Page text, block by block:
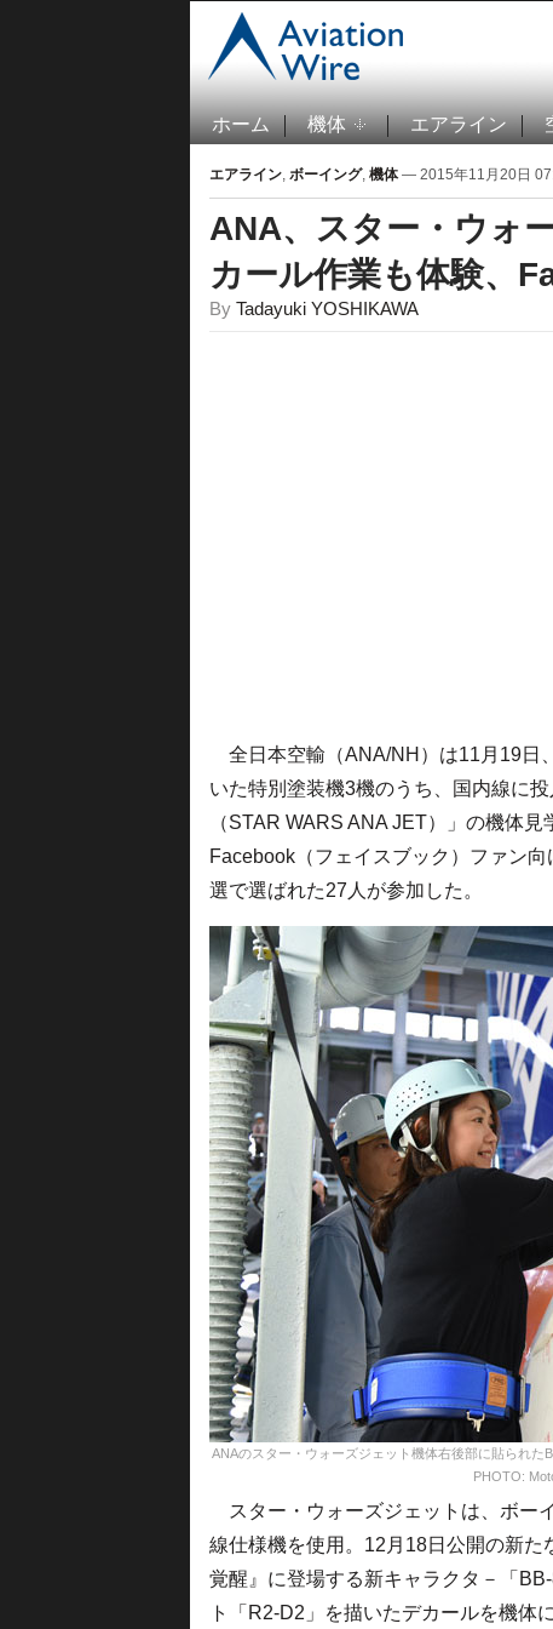
ホーム 機体 エアライン
エアライン, ボーイング, 機体— 2015年11月20日
ANA、スター・ウォ
カール作業も体験、
By Tadayuki YOSHIKAWA
全日本空輸（ANA/NH）は11月19日
いた特別塗装機3機のうち、国内線に
（STAR WARS ANA JET）」の機体
Facebook（フェイスブック）ファン
選で選ばれた27人が参加した。
ANAのスター・ウォーズジェット機体右後部に貼られ
PHOTO:
スター・ウォーズジェットは、ボー
線仕様機を使用。12月18日公開の新
覚醒』に登場する新キャラクタ－「
ト「R2-D2」を描いたデカールを機体